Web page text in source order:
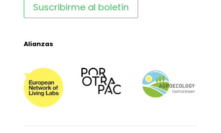
Suscribirme al boletín
Alianzas